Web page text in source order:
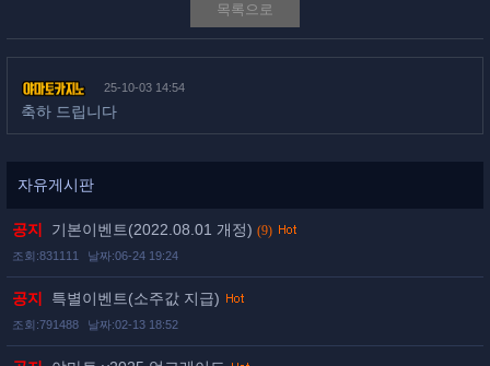
목록으로
25-10-03 14:54
축하 드립니다
자유게시판
공지 기본이벤트(2022.08.01 개정) (9)
조회:831111 날짜:06-24 19:24
공지 특별이벤트(소주값 지급)
조회:791488 날짜:02-13 18:52